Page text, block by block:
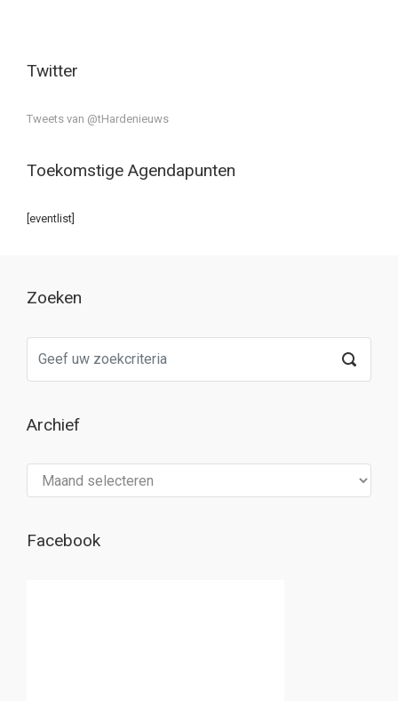
Twitter
Tweets van @tHardenieuws
Toekomstige Agendapunten
[eventlist]
Zoeken
Archief
Facebook